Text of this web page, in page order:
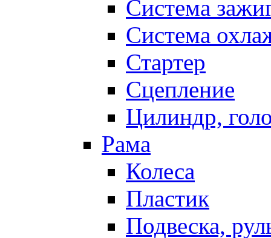
Система
Система
Стартер
Сцепление
Цилиндр,
Рама
Колеса
Пластик
Подвеска,